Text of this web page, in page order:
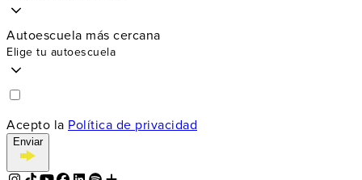
Autoescuela más cercana
Elige tu autoescuela
Acepto la Política de privacidad
Enviar